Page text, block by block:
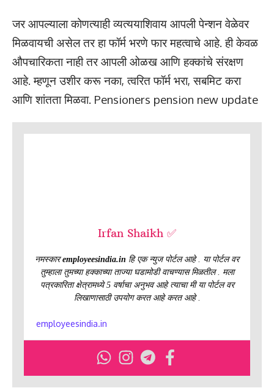
जर आपल्याला कोणत्याही व्यत्ययाशिवाय आपली पेन्शन वेळेवर
मिळवायची असेल तर हा फॉर्म भरणे फार महत्वाचे आहे. ही केवळ
औपचारिकता नाही तर आपली ओळख आणि हक्कांचे संरक्षण
आहे. म्हणून उशीर करू नका, त्वरित फॉर्म भरा, सबमिट करा
आणि शांतता मिळवा. Pensioners pension new update
Irfan Shaikh ✅
नमस्कारemployeesindia.in हि एक न्युज पोर्टल आहे . या पोर्टल वर
तुम्हाला तुमच्या हक्काच्या ताज्या घडामोडी वाचण्यास मिळतील . मला
पत्रकारिता क्षेत्रामध्ये 5 वर्षाचा अनुभव आहे त्याचा मी या पोर्टल वर
लिखाणासाठी उपयोग करत आहे करत आहे .
employeesindia.in